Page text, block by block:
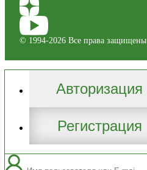
© 1994-2026 Все права защищены
Авторизация
Регистрация